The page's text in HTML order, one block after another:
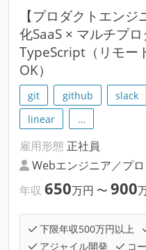
【プロダクトエン
化SaaS × マルチプ
TypeScript（リモー
OK）
git github slack
linear
…
雇用形態 正社員
Webエンジニア／プ
年収 650万円 〜 900
下限年収500万円以上
アジャイル開発
コ